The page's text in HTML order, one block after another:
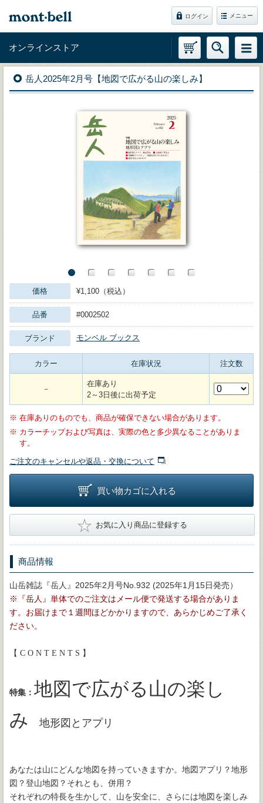
ログイン メニュー
オンラインストア
岳人2025年2月号【地図で広がる山の楽しみ】
価格 ¥1,100（税込）
品番 #0002502
ブランド モンベル ブックス
カラー 在庫状況 注文数
－
在庫あり
2～3日後に出荷予定
※ 在庫ありのものでも、商品が確保できない場合があります。
※ カラーチップおよび写真は、実際の色と多少異なることがありま
す。
ご注文のキャンセルや返品・交換について
買い物カゴに入れる
★ お気に入り商品に登録する
商品情報
山岳雑誌『岳人』2025年2月号No.932 (2025年1月15日発売）
※『岳人』単体でのご注文はメール便で発送する場合がありま
す。お届けまで１週間ほどかかりますので、あらかじめご了承く
ださい。
【 C O N T E N T S 】
特集： 地図で広がる山の楽し
み 地形図とアプリ
あなたは山にどんな地図を持っていきますか。地図アプリ？地形
図？登山地図？それとも、併用？
それぞれの特長を生かして、山を安全に、さらには地図を楽しみ